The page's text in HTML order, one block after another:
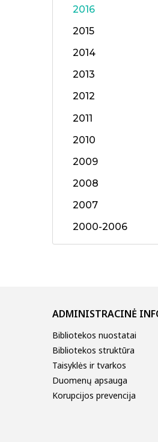
2016
2015
2014
2013
2012
2011
2010
2009
2008
2007
2000-2006
ADMINISTRACINĖ
Bibliotekos nuostatai
Bibliotekos struktūra
Taisyklės ir tvarkos
Duomenų apsauga
Korupcijos prevencija